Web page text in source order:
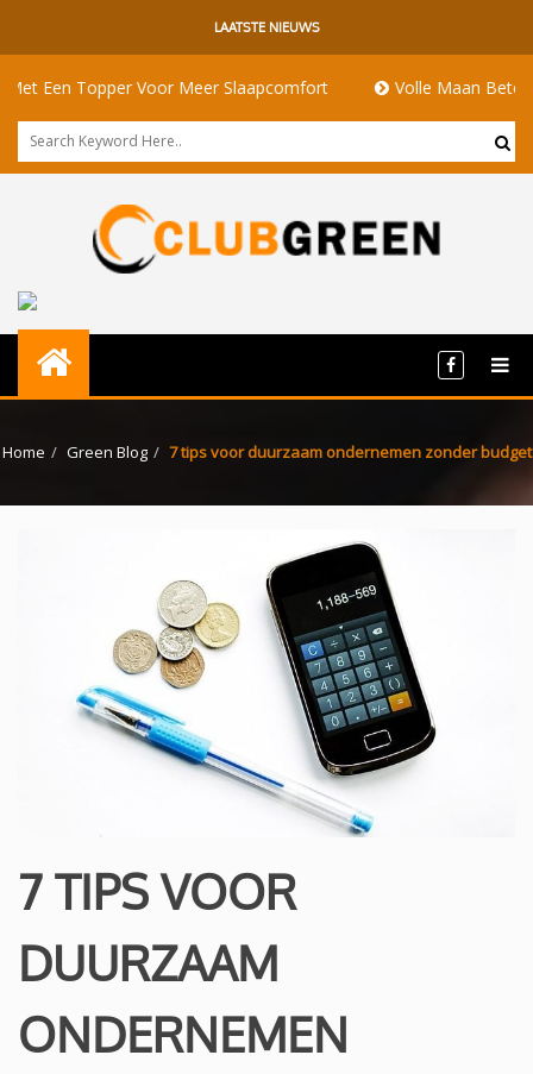
LAATSTE NIEUWS
Voor Meer Slaapcomfort Volle Maan Betekenis:
Home Green Blog 7 tips voor duurzaam ondernemen zonder budget
7 TIPS VOOR
DUURZAAM
ONDERNEMEN